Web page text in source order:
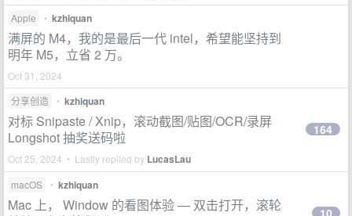
Apple • kzhiquan
满屏的 M4，我的是最后一代 intel，希望能坚持到
明年 M5，立省 2 万。
Oct 31, 2024
分享创造
• kzhiquan
对标 Snipaste / Xnip，滚动截图/贴图/OCR/录屏
Longshot 抽奖送码啦
Oct 25, 2024 • Lastly replied by LucasLau
164
macOS • kzhiquan
Mac 上， Window 的看图体验 — 双击打开，滚轮
10